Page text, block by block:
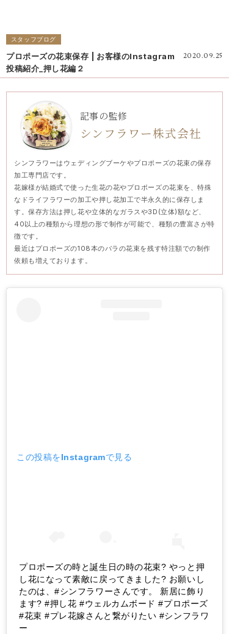
スタッフブログ
2020.09.25
プロポーズの花束保存 | お客様のInstagram
投稿紹介_押し花編２
記事の監修
シンフラワー株式会社
シンフラワーはウェディングブーケやプロポーズの花束の保存
加工専門店です。
花嫁様が結婚式で使った生花の花やプロポーズの花束を、特殊
なドライフラワーの加工や押し花加工で半永久的に保存しま
す。保存方法は押し花や立体的なガラスや3D(立体)額など、
40以上の種類から理想の形で制作が可能で、種類の豊富さが特
徴です。
最近はプロポーズの108本のバラの花束を残す特注額での制作
依頼も増えております。
この投稿をInstagramで見る
プロポーズの時と誕生日の時の花束? やっと押
し花になって素敵に戻ってきました? お願いし
たのは、#シンフラワーさんです。 新居に飾り
ます? #押し花 #ウェルカムボード #プロポーズ
#花束 #プレ花嫁さんと繋がりたい #シンフラワ
ー